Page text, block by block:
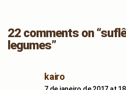
22 comments on
legumes”
kairosays: